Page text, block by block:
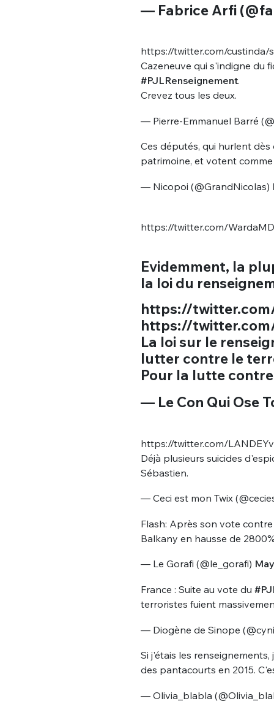
— Fabrice Arfi
https://twitter.com/
Cazeneuve qui s'indigne du
#PJLRenseignement.
Crevez tous les deux.
— Pierre-Emmanuel Barré
Ces députés, qui hurlent
patrimoine, et votent
— Nicopoi (@GrandNicolas)
https://twitter.com/
Evidemment, la
la loi du
https://
https://
La loi sur le
lutter contre le
Pour la lutte
— Le Con Qui Ose
https://twitter.com/
Déjà plusieurs suicides
Sébastien.
— Ceci est mon Twix
Flash: Après son vote
Balkany en hausse de
— Le Gorafi (@le_gorafi)
France : Suite au vote du
terroristes fuient
— Diogène de Sinope
Si j'étais les
des pantacourts en 2015.
— Olivia_blabla
EMAIL*
Que